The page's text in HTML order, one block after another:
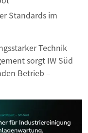
Standards im
Technik
sorgt IW Süd
Betrieb –